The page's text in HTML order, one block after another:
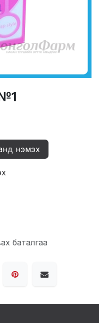
нэмэх
баталгаа